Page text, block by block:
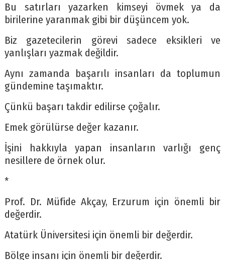
Bu satırları yazarken kimseyi övmek ya da
birilerine yaranmak gibi bir düşüncem yok.
Biz gazetecilerin görevi sadece eksikleri ve
yanlışları yazmak değildir.
Aynı zamanda başarılı insanları da toplumun
gündemine taşımaktır.
Çünkü başarı takdir edilirse çoğalır.
Emek görülürse değer kazanır.
İşini hakkıyla yapan insanların varlığı genç
nesillere de örnek olur.
*
Prof. Dr. Müfide Akçay, Erzurum için önemli bir
değerdir.
Atatürk Üniversitesi için önemli bir değerdir.
Bölge insanı için önemli bir değerdir.